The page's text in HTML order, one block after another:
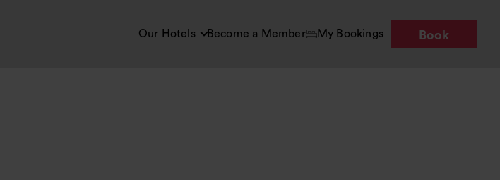
Our Hotels Become a Member My Bookings Book